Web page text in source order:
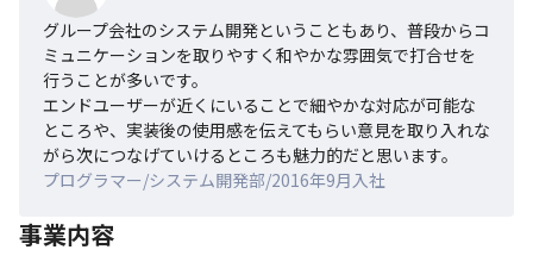
グループ会社のシステム開発ということもあり、普段からコ
ミュニケーションを取りやすく和やかな雰囲気で打合せを
行うことが多いです。
エンドユーザーが近くにいることで細やかな対応が可能な
ところや、実装後の使用感を伝えてもらい意見を取り入れな
がら次につなげていけるところも魅力的だと思います。
プログラマー/システム開発部/2016年9月入社
事業内容